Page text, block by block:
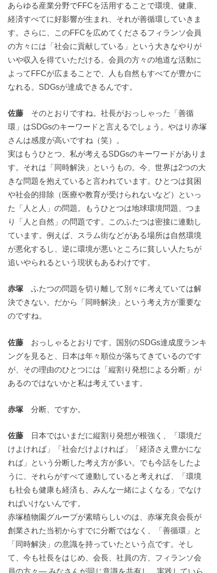
あらゆる産業分野でFFCを活用することで環境、健康、
経済すべてに好影響が生まれ、それが善循環していきま
す。さらに、このFFCを広めてくださるフィランソ会員
の方々には「社会に貢献している」という大きなやりが
いや収入を得ていただける。会員の方々の地道な活動に
よってFFCが広まることで、人も自然もすべてが豊かに
なれる。SDGsが達成できるんです。
佐藤 そのとおりですね。社長がおっしゃった「善循
環」はSDGsのキーワードと言えるでしょう。やはり赤塚
さんは感度が高いですね（笑）。
実はもうひとつ、私が考えるSDGsのキーワードがありま
す。それは「同時解決」というもの。今、世界は2つの大
きな問題を抱えていると言われています。ひとつは貧困
や社会的排除（医療や教育が受けられないなど）といっ
た「人と人」の問題。もうひとつは地球環境問題、つま
り「人と自然」の問題です。このふたつは密接に連動し
ています。例えば、スラム街などがある場所は自然環境
が悪化するし、逆に環境が悪いところに貧しい人たちが
追いやられるという現状もあるわけです。
赤塚 ふたつの問題を切り離して別々に考えていては解
決できない。だから「同時解決」という考え方が重要な
のですね。
佐藤 おっしゃるとおりです。国別のSDGs達成度ランキ
ングを見ると、日本は年々順位が落ちてきているのです
が、その理由のひとつには「縦割り発想による分断」が
あるのではないかと私は考えています。
赤塚 分断、ですか。
佐藤 日本ではいまだに縦割り発想が根強く、「環境だ
けよければ」「社会だけよければ」「経済さえ豊かにな
れば」という分断した考え方が多い。でも今話をしたよ
うに、それらがすべて連動していると考えれば、「環境
も社会も健康も経済も、みんな一緒によくなる」でなけ
ればいけないんです。
赤塚植物園グループが素晴らしいのは、赤塚充良会長が
創業された当初からすでに分断ではなく、「善循環」と
「同時解決」の意識を持っていたという点です。そし
て、今も社長をはじめ、会長、社員の方、フィランソ会